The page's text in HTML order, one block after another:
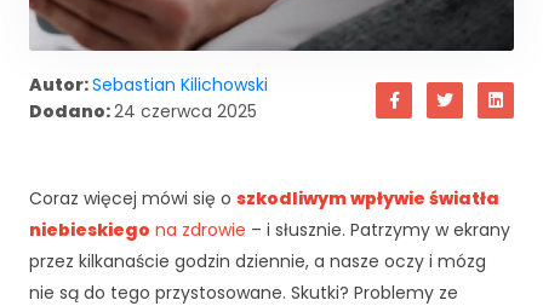
Autor:Sebastian Kilichowski
Dodano:24 czerwca 2025
Coraz więcej mówi się o szkodliwym wpływie światła
niebieskiego na zdrowie – i słusznie. Patrzymy w ekrany
przez kilkanaście godzin dziennie, a nasze oczy i mózg
nie są do tego przystosowane. Skutki? Problemy ze